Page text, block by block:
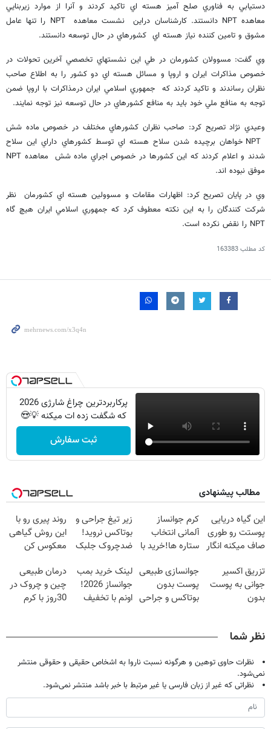
دستيابي به فناوري صلح آميز هسته اي تاكيد كردند و آنرا از موارد زيربنايي
معاهده NPT دانستند. كارشناسان دراين نشست معاهده NPT را تنها عامل
مشوق و تامين كننده نياز هسته اي كشورهاي در حال توسعه دانستند.
وي گفت: مسوولان كشورمان در طي اين نشستهاي تخصصي آخرين تحولات در
خصوص مذاكرات ايران و اروپا و مسائل هسته اي دو كشور را به اطلاع صاحب
نظران رساندند و تاكيد كردند كه جمهوري اسلامي ايران درمذاكرات با اروپا ضمن
توجه به منافع ملي خود بايد به منافع كشورهاي در حال توسعه نيز توجه نمايند.
وعيدي نژاد تصريح كرد: صاحب نظران كشورهاي مختلف در خصوص ماده شش
NPT خواهان برچيده شدن سلاح هسته اي توسط كشورهاي داراي اين سلاح
شدند و اعلام كردند كه اين كشورها در خصوص اجراي ماده شش معاهده NPT
موفق نبوده اند.
وي در پايان تصريح كرد: اظهارات مقامات و مسوولين هسته اي كشورمان نظر
شركت كنندگان را به اين نكته معطوف كرد كه جمهوري اسلامي ايران هيچ گاه
NPT را نقض نكرده است.
کد مطلب163383
پرکاربردترین چراغ شارژی 2026
که شگفت زده ات میکنه 💡😍
ثبت سفارش
مطالب پیشنهادی
این گیاه دریایی
پوستت رو طوری
صاف میکنه انگار
شدی🔥
کرم جوانساز
آلمانی انتخاب
ستاره ها!خرید با
زیر تیغ جراحی و
بوتاکس نروید!
ضدچروک جلبک
روند پیری رو با
این روش گیاهی
معکوس کن
تزریق اکسیر
جوانی به پوست
بدون
جوانسازی طبیعی
پوست بدون
بوتاکس و جراحی
لینک خرید بمب
جوانساز 2026!
اونم با تخفیف
درمان طبیعی
چین و چروک در
30روز با کرم
نظر شما
نظرات حاوی توهین و هرگونه نسبت ناروا به اشخاص حقیقی و حقوقی منتشر
نمی‌شود.
نظراتی که غیر از زبان فارسی یا غیر مرتبط با خبر باشد منتشر نمی‌شود.